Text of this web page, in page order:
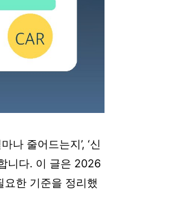
나 줄어드는지’, ‘신
니다. 이 글은 2026
한 기준을 정리했